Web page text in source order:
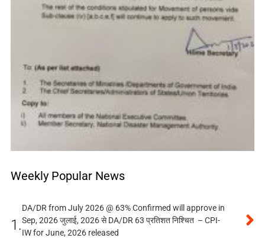
Weekly Popular News
1.
DA/DR from July 2026 @ 63% Confirmed will approve in
Sep, 2026 जुलाई, 2026 से DA/DR 63 प्रतिशत निश्चित – CPI-
IW for June, 2026 released